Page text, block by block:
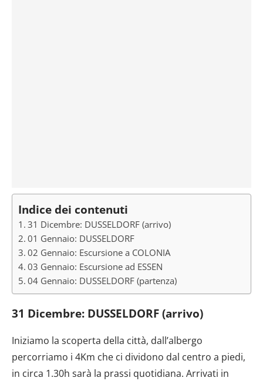
Indice dei contenuti
31 Dicembre: DUSSELDORF (arrivo)
01 Gennaio: DUSSELDORF
02 Gennaio: Escursione a COLONIA
03 Gennaio: Escursione ad ESSEN
04 Gennaio: DUSSELDORF (partenza)
31 Dicembre: DUSSELDORF (arrivo)
Iniziamo la scoperta della città, dall’albergo
percorriamo i 4Km che ci dividono dal centro a piedi,
in circa 1.30h sarà la prassi quotidiana. Arrivati in